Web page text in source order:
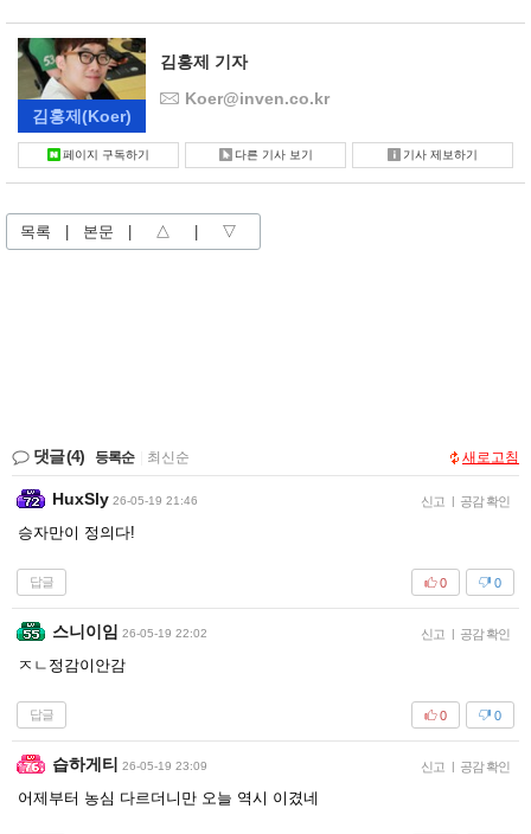
김홍제 (Koer)
김홍제 기자
Koer@inven.co.kr
페이지 구독하기 다른 기사 보기 기사 제보하기
목록 본문 △ ▽
댓글(4) 등록순 최신순 새로고침
HuxSly 26-05-19 21:46 신고 | 공감 확인
승자만이 정의다!
답글 0
0
스니이임 26-05-19 22:02 신고 | 공감 확인
ㅈㄴ정감이안감
답글 0
0
습하게티 26-05-19 23:09 신고 | 공감 확인
어제부터 농심 다르더니만 오늘 역시 이겼네